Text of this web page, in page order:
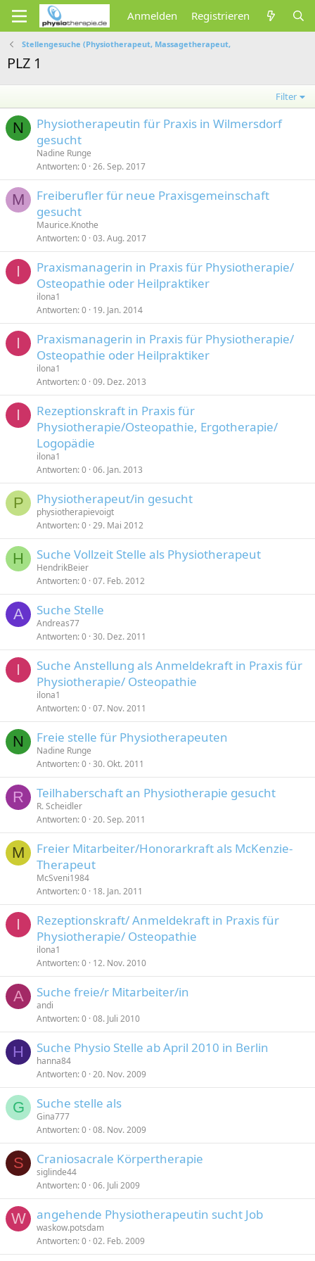
Anmelden Registrieren
Stellengesuche (Physiotherapeut, Massagetherapeut,
PLZ 1
Filter
N
Physiotherapeutin für Praxis in Wilmersdorf
gesucht
Nadine Runge
Antworten 0 26. Sep. 2017
M
Freiberufler für neue Praxisgemeinschaft
gesucht
Maurice.Knothe
Antworten 0 03. Aug. 2017
I
Praxismanagerin in Praxis für Physiotherapie/
Osteopathie oder Heilpraktiker
ilona1
Antworten 0 19. Jan. 2014
I
Praxismanagerin in Praxis für Physiotherapie/
Osteopathie oder Heilpraktiker
ilona1
Antworten 0 09. Dez. 2013
I
Rezeptionskraft in Praxis für
Physiotherapie/Osteopathie, Ergotherapie/
Logopädie
ilona1
Antworten 0 06. Jan. 2013
P Physiotherapeut/in gesucht
physiotherapievoigt
Antworten 0 29. Mai 2012
H Suche Vollzeit Stelle als Physiotherapeut
HendrikBeier
Antworten 0 07. Feb. 2012
A Suche Stelle
Andreas77
Antworten 0 30. Dez. 2011
I
Suche Anstellung als Anmeldekraft in Praxis für
Physiotherapie/ Osteopathie
ilona1
Antworten 0 07. Nov. 2011
N Freie stelle für Physiotherapeuten
Nadine Runge
Antworten 0 30. Okt. 2011
R Teilhaberschaft an Physiotherapie gesucht
R. Scheidler
Antworten 0 20. Sep. 2011
M
Freier Mitarbeiter/Honorarkraft als McKenzie-
Therapeut
McSveni1984
Antworten 0 18. Jan. 2011
I
Rezeptionskraft/ Anmeldekraft in Praxis für
Physiotherapie/ Osteopathie
ilona1
Antworten 0 12. Nov. 2010
A Suche freie/r Mitarbeiter/in
andi
Antworten 0 08. Juli 2010
H Suche Physio Stelle ab April 2010 in Berlin
hanna84
Antworten 0 20. Nov. 2009
G Suche stelle als
Gina777
Antworten 0 08. Nov. 2009
S Craniosacrale Körpertherapie
siglinde44
Antworten 0 06. Juli 2009
W angehende Physiotherapeutin sucht Job
waskow.potsdam
Antworten 0 02. Feb. 2009